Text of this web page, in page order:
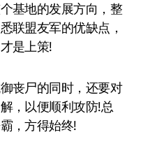
基地的发展方向，整
联盟友军的优缺点，
是上策!
尸的同时，还要对
，以便顺利攻防!总
，方得始终!